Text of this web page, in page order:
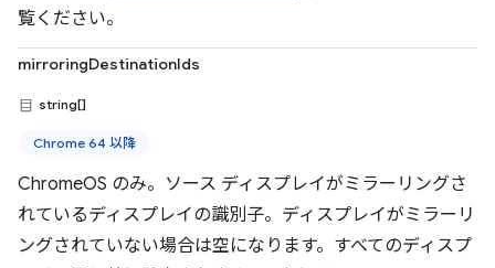
覧ください。
mirroringDestinationIds
string[]
Chrome 64 以降
ChromeOS のみ。ソース ディスプレイがミラーリングさ
れているディスプレイの識別子。ディスプレイがミラーリ
ングされていない場合は空になります。すべてのディスプ